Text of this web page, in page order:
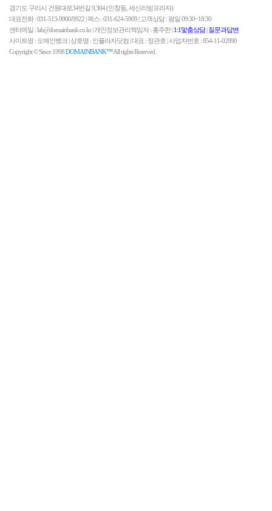
경기도 구리시 건원대로34번길 9,304 (인창동, 세신리빙프라자)
대표전화 : 031-513-9900/9922 | 팩스 : 031-624-5909 | 고객상담 : 평일 09:30~18:30
센터메일 : lab@domainbank.co.kr | 개인정보관리책임자 : 홍주한 |1:1맟춤상담|질문과답변
사이트명 : 도메인뱅크 | 상호명 : 인플라자닷컴 | 대표 : 정관호 | 사업자번호 : 854-11-02890
Copyright © Since 1998DOMAINBANK™All rights Reserved.